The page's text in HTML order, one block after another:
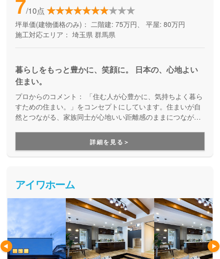
7/10点
坪単価(建物価格のみ)： 二階建: 75万円、 平屋: 80万円
施工対応エリア： 埼玉県 群馬県
暮らしをもっと豊かに、笑顔に。 日本の、心地よい
住まい。
プロからのコメント：
「住む人が心豊かに、気持ちよく暮ら
すための住まい。」をコンセプトにしています。住まいが自
然とつながる、家族同士が心地いい距離感のままにつながる
作家具など細部にまでこだわり、自然と落ち着く、帰りたく
なる家を求める人の住まいです。
詳細を見る＞
アイワホーム